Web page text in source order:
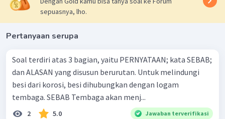
sepuasnya, lho.
Pertanyaan serupa
Soal terdiri atas 3 bagian, yaitu PERNYATAAN; kata SEBAB;
dan ALASAN yang disusun berurutan. Untuk melindungi
besi dari korosi, besi dihubungkan dengan logam
tembaga. SEBAB Tembaga akan menj...
2 5.0 Jawaban terverifikasi